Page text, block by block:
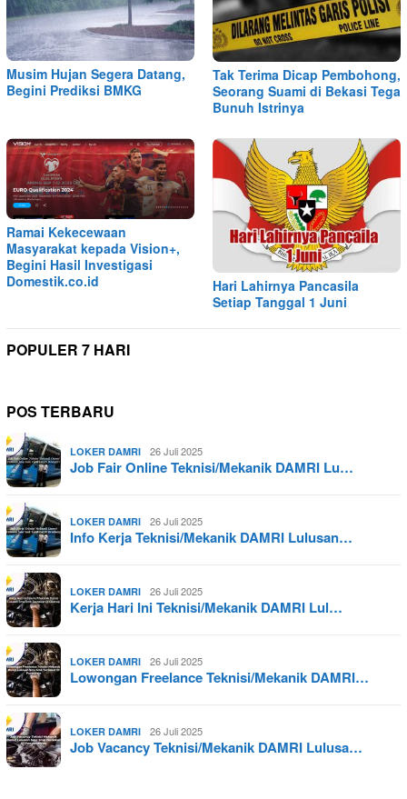
Musim Hujan Segera Datang,
Begini Prediksi BMKG
Tak Terima Dicap Pembohong,
Seorang Suami di Bekasi Tega
Bunuh Istrinya
Ramai Kekecewaan
Masyarakat kepada Vision+,
Begini Hasil Investigasi
Domestik.co.id
Hari Lahirnya Pancasila
Setiap Tanggal 1 Juni
POPULER 7 HARI
POS TERBARU
LOKER DAMRI 26 Juli 2025
Job Fair Online Teknisi/Mekanik DAMRI Lu…
LOKER DAMRI 26 Juli 2025
Info Kerja Teknisi/Mekanik DAMRI Lulusan…
LOKER DAMRI 26 Juli 2025
Kerja Hari Ini Teknisi/Mekanik DAMRI Lul…
LOKER DAMRI 26 Juli 2025
Lowongan Freelance Teknisi/Mekanik DAMRI…
LOKER DAMRI 26 Juli 2025
Job Vacancy Teknisi/Mekanik DAMRI Lulusa…